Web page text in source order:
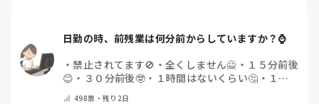
日勤の時、前残業は何分前からしていますか？⌚
・禁止されてます🚫 ・ 全くしません🙅 ・ １５分前後
😊 ・ ３０分前後🤓 ・ １時間はないくらい🤔 ・ １時
498票・残り2日